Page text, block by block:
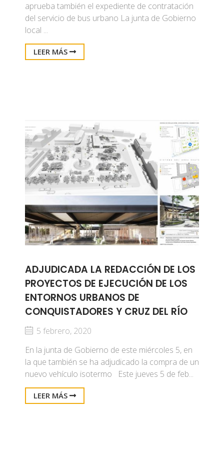
aprueba también el expediente de contratación
del servicio de bus urbano La junta de Gobierno
local ...
LEER MÁS
ADJUDICADA LA REDACCIÓN DE LOS
PROYECTOS DE EJECUCIÓN DE LOS
ENTORNOS URBANOS DE
CONQUISTADORES Y CRUZ DEL RÍO
5 febrero, 2020
En la junta de Gobierno de este miércoles 5, en
la que también se ha adjudicado la compra de un
nuevo vehículo isotermo Este jueves 5 de feb...
LEER MÁS